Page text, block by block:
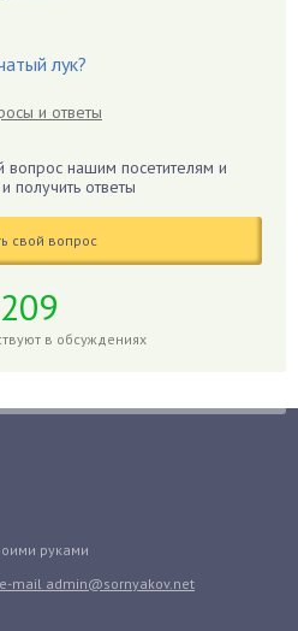
лук?
и ответы
вопрос нашим посетителям и
получить ответы
свой вопрос
209
в обсуждениях
руками
mail admin@sornyakov.net